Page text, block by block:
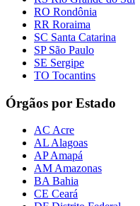
RO Rondônia
RR Roraima
SC Santa Catarina
SP São Paulo
SE Sergipe
TO Tocantins
Órgãos por Estado
AC Acre
AL Alagoas
AP Amapá
AM Amazonas
BA Bahia
CE Ceará